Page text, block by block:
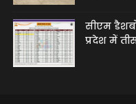
सीएम
प्रदेश में